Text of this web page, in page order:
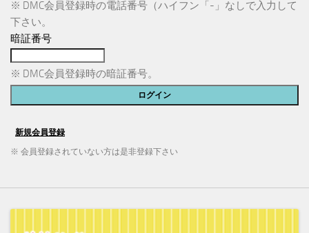
※ DMC会員登録時の電話番号（ハイフン「-」なしで入力して
下さい。
暗証番号
※ DMC会員登録時の暗証番号。
※ 会員登録されていない方は是非登録下さい